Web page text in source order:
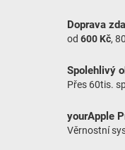
Doprava
od 600 Kč,
Spolehlivý
Přes 60tis.
yourApple
Věrnostní